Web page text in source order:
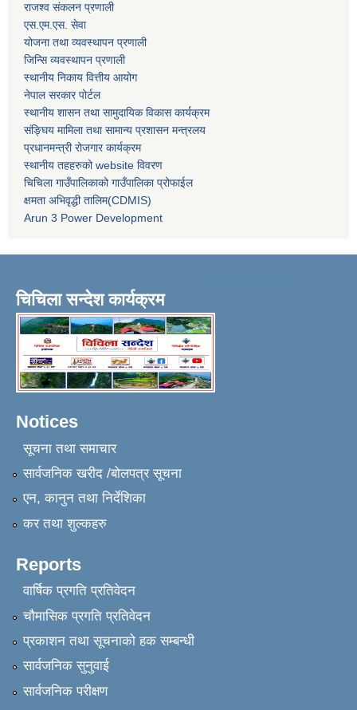
राजश्व संकलन प्रणाली
एस.एम.एस. सेवा
योजना तथा व्यवस्थापन प्रणाली
जिन्सि व्यवस्थापन प्रणाली
स्थानीय निकाय वित्तीय आयोग
नेपाल सरकार पोर्टल
स्थानीय शासन तथा सामुदायिक विकास कार्यक्रम
संङ्घिय मामिला तथा सामान्य प्रशासन मन्त्रलय
प्रधानमन्त्री रोजगार कार्यक्रम
स्थानीय तहहरुको website विवरण
चिचिला गाउँपालिकाको गाउँपालिका प्रोफाईल
क्षमता अभिवृद्धी तालिम(CDMIS)
Arun 3 Power Development
चिचिला सन्देश कार्यक्रम
Notices
सूचना तथा समाचार
सार्वजनिक खरीद /बोलपत्र सूचना
एन, कानुन तथा निर्देशिका
कर तथा शुल्कहरु
Reports
वार्षिक प्रगति प्रतिवेदन
चौमासिक प्रगति प्रतिवेदन
प्रकाशन तथा सूचनाको हक सम्बन्धी
सार्वजनिक सुनुवाई
सार्वजनिक परीक्षण